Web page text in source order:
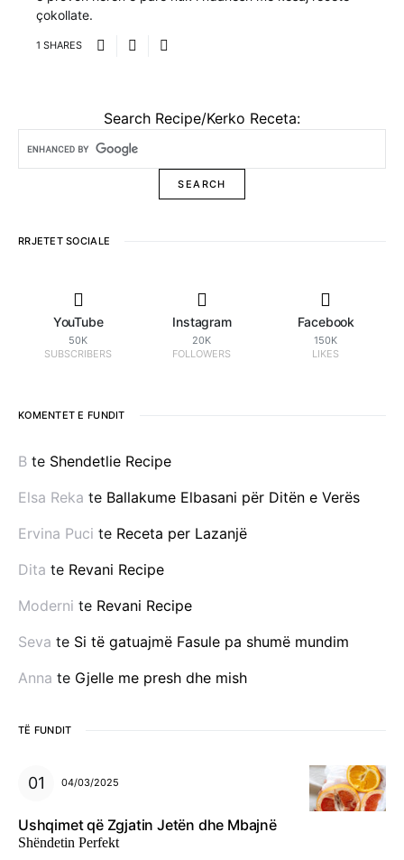
çokollate.
1 SHARES
Search Recipe/Kerko Receta:
RRJETET SOCIALE
YouTube
50K
SUBSCRIBERS
Instagram
20K
FOLLOWERS
Facebook
150K
LIKES
KOMENTET E FUNDIT
B te Shendetlie Recipe
Elsa Reka te Ballakume Elbasani për Ditën e Verës
Ervina Puci te Receta per Lazanjë
Dita te Revani Recipe
Moderni te Revani Recipe
Seva te Si të gatuajmë Fasule pa shumë mundim
Anna te Gjelle me presh dhe mish
TË FUNDIT
04/03/2025
Ushqimet që Zgjatin Jetën dhe Mbajnë
Shëndetin Perfekt